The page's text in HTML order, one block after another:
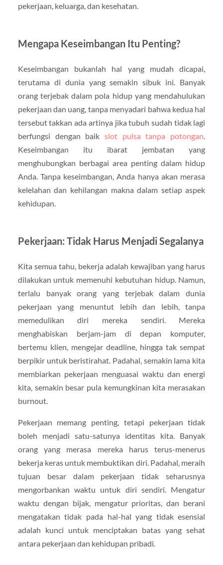
pekerjaan, keluarga, dan kesehatan.
Mengapa Keseimbangan Itu Penting?
Keseimbangan bukanlah hal yang mudah dicapai,
terutama di dunia yang semakin sibuk ini. Banyak
orang terjebak dalam pola hidup yang mendahulukan
pekerjaan dan uang, tanpa menyadari bahwa kedua hal
tersebut takkan ada artinya jika tubuh sudah tidak lagi
berfungsi dengan baik slot pulsa tanpa potongan
Keseimbangan itu ibarat jembatan yang
menghubungkan berbagai area penting dalam hidup
Anda. Tanpa keseimbangan, Anda hanya akan merasa
kelelahan dan kehilangan makna dalam setiap aspek
kehidupan.
Pekerjaan: Tidak Harus Menjadi Segalanya
Kita semua tahu, bekerja adalah kewajiban yang harus
dilakukan untuk memenuhi kebutuhan hidup. Namun,
terlalu banyak orang yang terjebak dalam dunia
pekerjaan yang menuntut lebih dan lebih, tanpa
memedulikan diri mereka sendiri. Mereka
menghabiskan berjam-jam di depan komputer,
bertemu klien, mengejar deadline, hingga tak sempat
berpikir untuk beristirahat. Padahal, semakin lama kita
membiarkan pekerjaan menguasai waktu dan energi
kita, semakin besar pula kemungkinan kita merasakan
burnout.
Pekerjaan memang penting, tetapi pekerjaan tidak
boleh menjadi satu-satunya identitas kita. Banyak
orang yang merasa mereka harus terus-menerus
bekerja keras untuk membuktikan diri. Padahal, meraih
tujuan besar dalam pekerjaan tidak seharusnya
mengorbankan waktu untuk diri sendiri. Mengatur
waktu dengan bijak, mengatur prioritas, dan berani
mengatakan tidak pada hal-hal yang tidak esensial
adalah kunci untuk menciptakan batas yang sehat
antara pekerjaan dan kehidupan pribadi.